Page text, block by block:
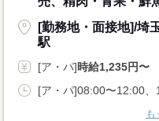
[勤務地・面接地]/埼
駅
[ア・パ]時給1,235円〜
[ア・パ]08:00〜12:00
も